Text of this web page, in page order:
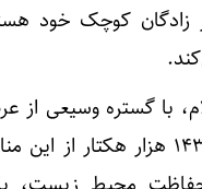
زادگان کوچک خود
با گستره وسیعی از
قرارگیری ۱۴۳ هزار هکتار